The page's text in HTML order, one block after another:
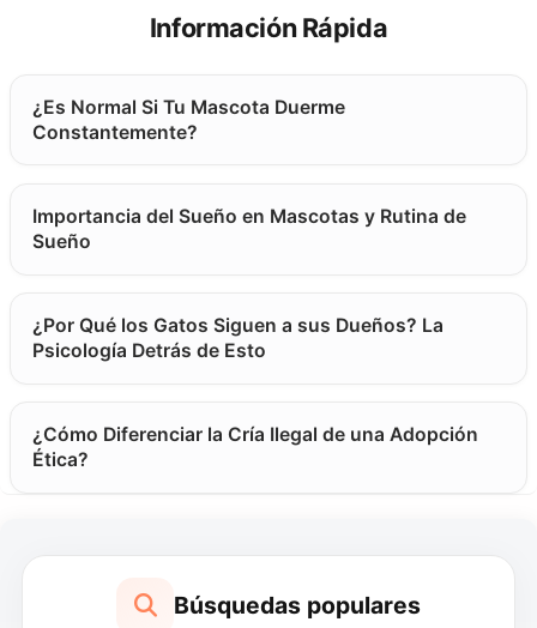
que mantienen altos estándares de cuidado,
proporcionan certificados de salud, y siguen
verificados ofrecen servicios de
apareamiento para perros de raza pura,
con documentación completa. La
y comunicarse directamente con expertos
en cría. Conecta con criadores que
hogares amorosos para las crías. Desde
Información Rápida
¿Es Normal Si Tu Mascota Duerme
Constantemente?
Importancia del Sueño en Mascotas y Rutina de
Sueño
¿Por Qué los Gatos Siguen a sus Dueños? La
Psicología Detrás de Esto
¿Cómo Diferenciar la Cría Ilegal de una Adopción
Ética?
Búsquedas populares